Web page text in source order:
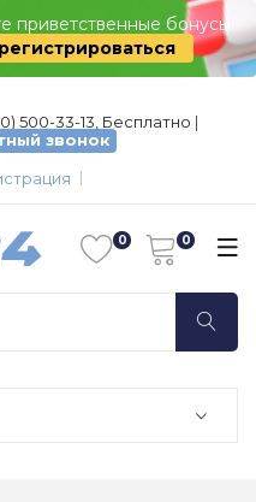
приветственные бонусы
500-33-13, Бесплатно |
звонок